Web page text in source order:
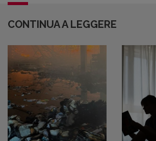
CONTINUA A LEGGERE